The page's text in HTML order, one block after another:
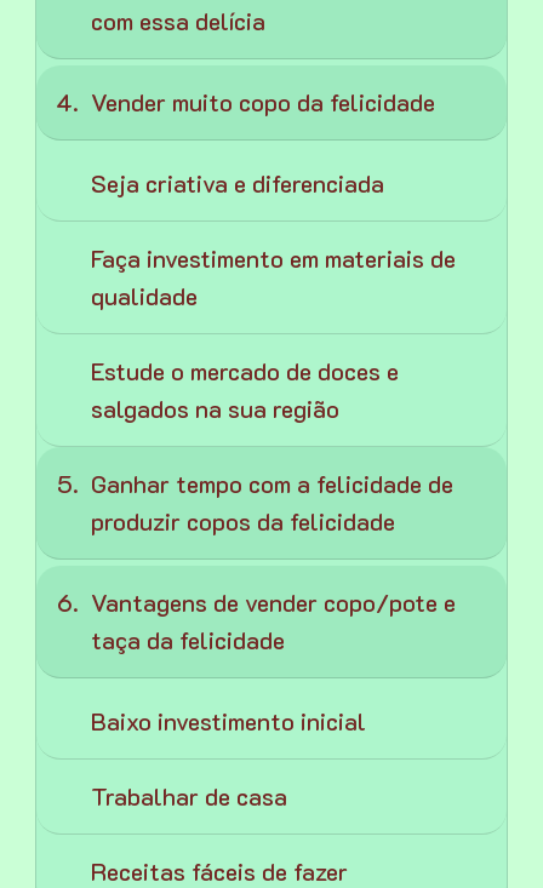
com essa delícia
Vender muito copo da felicidade
Seja criativa e diferenciada
Faça investimento em materiais de
qualidade
Estude o mercado de doces e
salgados na sua região
Ganhar tempo com a felicidade de
produzir copos da felicidade
Vantagens de vender copo/pote e
taça da felicidade
Baixo investimento inicial
Trabalhar de casa
Receitas fáceis de fazer